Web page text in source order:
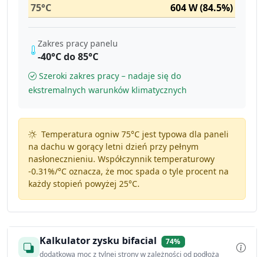
75°C
604 W (84.5%)
Zakres pracy panelu
-40°C do 85°C
Szeroki zakres pracy – nadaje się do
ekstremalnych warunków klimatycznych
Temperatura ogniw 75°C jest typowa dla paneli
na dachu w gorący letni dzień przy pełnym
nasłonecznieniu. Współczynnik temperaturowy
-0.31%/°Coznacza, że moc spada o tyle procent na
każdy stopień powyżej 25°C.
Kalkulator zysku bifacial
74%
dodatkowa moc z tylnej strony w zależności od podłoża